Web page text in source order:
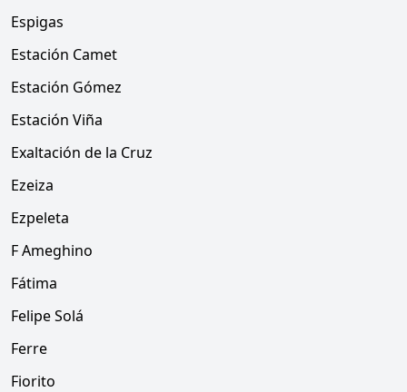
Espigas
Estación Camet
Estación Gómez
Estación Viña
Exaltación de la Cruz
Ezeiza
Ezpeleta
F Ameghino
Fátima
Felipe Solá
Ferre
Fiorito